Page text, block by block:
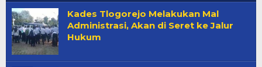
Kades Tlogorejo Melakukan Mal
Administrasi, Akan di Seret ke Jalur
Hukum